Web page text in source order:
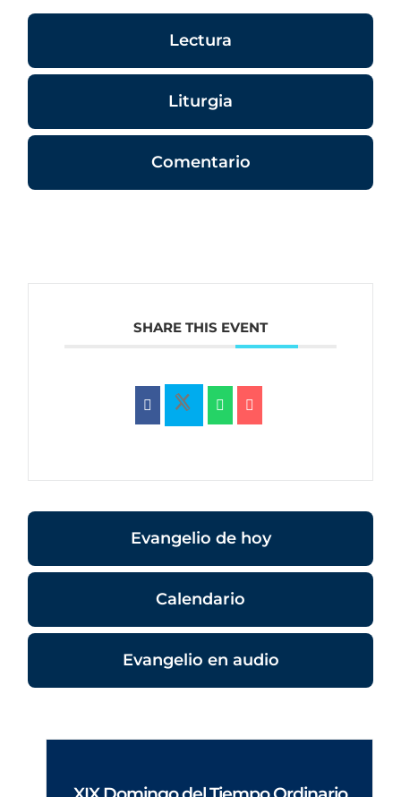
Lectura
Liturgia
Comentario
SHARE THIS EVENT
Evangelio de hoy
Calendario
Evangelio en audio